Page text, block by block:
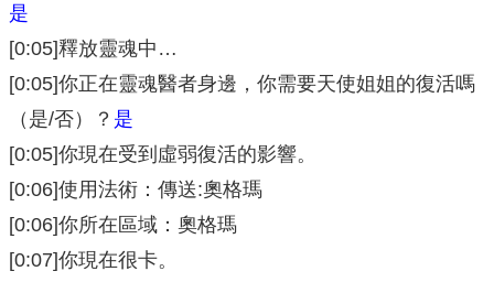
是
[0:05]釋放靈魂中…
[0:05]你正在靈魂醫者身邊，你需要天使姐姐的復活嗎
（是/否）？ 是
[0:05]你現在受到虛弱復活的影響。
[0:06]使用法術：傳送:奧格瑪
[0:06]你所在區域：奧格瑪
[0:07]你現在很卡。